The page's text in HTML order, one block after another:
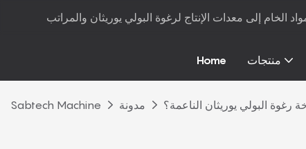
Home منتجات
Sabtech Machine مدونة رغوة البولي يوريثان الناعمة؟